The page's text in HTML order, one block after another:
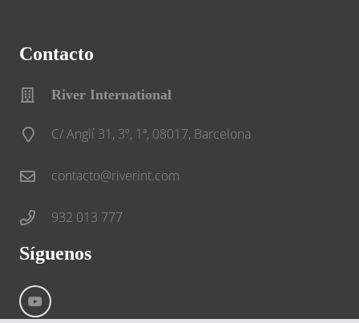
Contacto
River International
C/ Anglí 31, 3º, 1ª, 08017, Barcelona
contacto@riverint.com
932 013 777
Síguenos